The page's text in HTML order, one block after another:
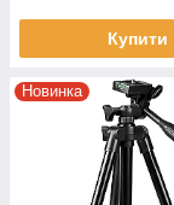
Купити
Новинка